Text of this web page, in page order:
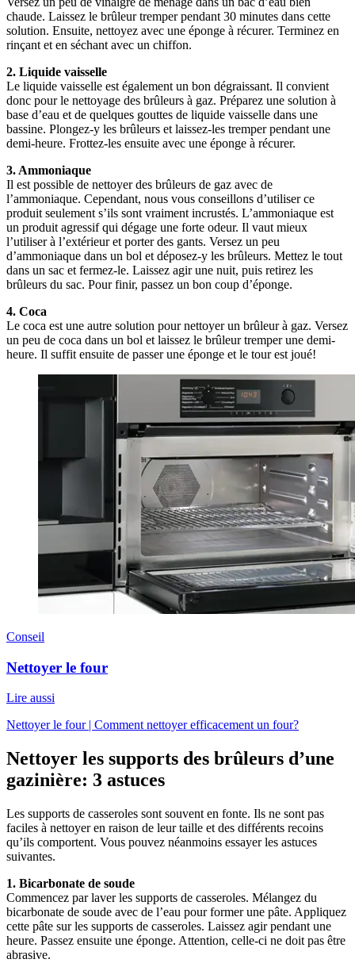
chaude. Laissez le brûleur tremper pendant 30 minutes dans cette
solution. Ensuite, nettoyez avec une éponge à récurer. Terminez en
rinçant et en séchant avec un chiffon.
2. Liquide vaisselle
Le liquide vaisselle est également un bon dégraissant. Il convient
donc pour le nettoyage des brûleurs à gaz. Préparez une solution à
base d’eau et de quelques gouttes de liquide vaisselle dans une
bassine. Plongez-y les brûleurs et laissez-les tremper pendant une
demi-heure. Frottez-les ensuite avec une éponge à récurer.
3. Ammoniaque
Il est possible de nettoyer des brûleurs de gaz avec de
l’ammoniaque. Cependant, nous vous conseillons d’utiliser ce
produit seulement s’ils sont vraiment incrustés. L’ammoniaque est
un produit agressif qui dégage une forte odeur. Il vaut mieux
l’utiliser à l’extérieur et porter des gants. Versez un peu
d’ammoniaque dans un bol et déposez-y les brûleurs. Mettez le tout
dans un sac et fermez-le. Laissez agir une nuit, puis retirez les
brûleurs du sac. Pour finir, passez un bon coup d’éponge.
4. Coca
Le coca est une autre solution pour nettoyer un brûleur à gaz. Versez
un peu de coca dans un bol et laissez le brûleur tremper une demi-
heure. Il suffit ensuite de passer une éponge et le tour est joué!
Conseil
Nettoyer le four
Lire aussi
Nettoyer le four | Comment nettoyer efficacement un four?
Nettoyer les supports des brûleurs d’une
gazinière: 3 astuces
Les supports de casseroles sont souvent en fonte. Ils ne sont pas
faciles à nettoyer en raison de leur taille et des différents recoins
qu’ils comportent. Vous pouvez néanmoins essayer les astuces
suivantes.
1. Bicarbonate de soude
Commencez par laver les supports de casseroles. Mélangez du
bicarbonate de soude avec de l’eau pour former une pâte. Appliquez
cette pâte sur les supports de casseroles. Laissez agir pendant une
heure. Passez ensuite une éponge. Attention, celle-ci ne doit pas être
abrasive.